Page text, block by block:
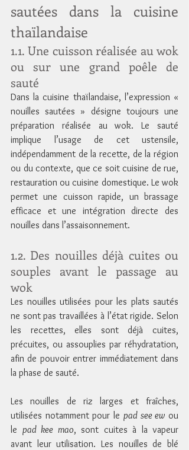
sautées dans la cuisine
thaïlandaise
1.1. Une cuisson réalisée au wok
ou sur une grand poêle de
sauté
Dans la cuisine thaïlandaise, l’expression «
nouilles sautées » désigne toujours une
préparation réalisée au wok. Le sauté
implique l’usage de cet ustensile,
indépendamment de la recette, de la région
ou du contexte, que ce soit cuisine de rue,
restauration ou cuisine domestique. Le wok
permet une cuisson rapide, un brassage
efficace et une intégration directe des
nouilles dans l’assaisonnement.
1.2. Des nouilles déjà cuites ou
souples avant le passage au
wok
Les nouilles utilisées pour les plats sautés
ne sont pas travaillées à l’état rigide. Selon
les recettes, elles sont déjà cuites,
précuites, ou assouplies par réhydratation,
afin de pouvoir entrer immédiatement dans
la phase de sauté.
Les nouilles de riz larges et fraîches,
utilisées notamment pour le pad see ew ou
le pad kee mao, sont cuites à la vapeur
avant leur utilisation. Les nouilles de blé